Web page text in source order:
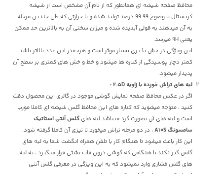
محافظ صفحه شیشه ای همانطور که از نام آن مشخص است از شیشه
کریستال با وضوح 99.99 درصد تولید شده و با حرارتی که طی چندین مرحله
به آن میدهند به قولی آبدیده شده و میزان سختی آن به بالاترین حد ممکن
یعنی 9H میرسد.
این ویژگی در خش پذیری بسیار موثر است و هرچقدر این عدد بالاتر باشد ،
کمتر دچار پوسیدگی از کناره ها میشود و خط و خش های کمتری بر سطح آن
پدیدار میشود.
لبه های تراش خورده با زاویه 2.5D :
اگر در عکس محافظ صفحه نمایش گوشی موجود در گالری این محصول دقت
کنید ، متوجه میشوید که کناره های این محافظ گلس شیشه ای کاملا مورب
است و لبه های آن بصورت گرد میباشد.لبه هایگلس آنتی استاتیک
سامسونگ A10S
، در دو مرحله تراش میخورد تا تیزی آن کاملا گرفته شود.
این کار باعث میشود تا هنگام کار با تلفن همراه انگشت شما به لبه های
گلس گیر نکند یا هنگامی که گوشی درون قاب پشتی قرار میگیرد ، به لبه
های گلس فشاری وارد نمیشود که به این ویژگی در معرفی گلس آنتی